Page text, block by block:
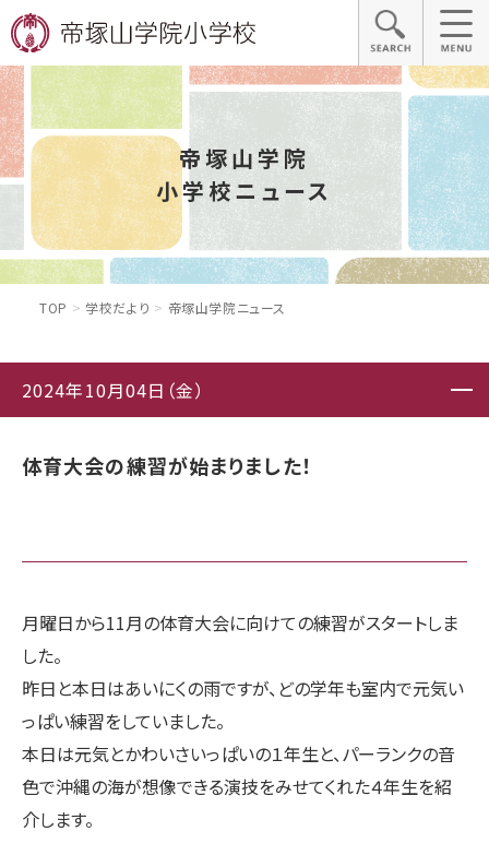
帝塚山学院
小学校ニュース
TOP 学校だより 帝塚山学院ニュース
2024年10月04日（金）
体育大会の練習が始まりました！
月曜日から11月の体育大会に向けての練習がスタートしま
した。
昨日と本日はあいにくの雨ですが、どの学年も室内で元気い
っぱい練習をしていました。
本日は元気とかわいさいっぱいの１年生と、パーランクの音
色で沖縄の海が想像できる演技をみせてくれた４年生を紹
介します。